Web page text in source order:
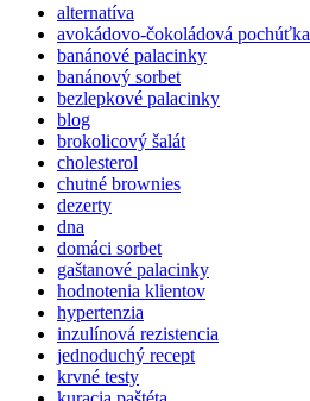
alternatíva
avokádovo-čokoládová pochúťka
banánové palacinky
banánový sorbet
bezlepkové palacinky
blog
brokolicový šalát
cholesterol
chutné brownies
dezerty
dna
domáci sorbet
gaštanové palacinky
hodnotenia klientov
hypertenzia
inzulínová rezistencia
jednoduchý recept
krvné testy